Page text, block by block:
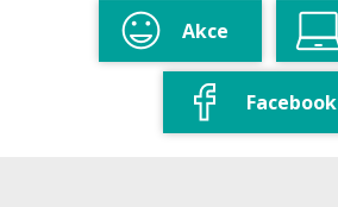
Akce
Facebook